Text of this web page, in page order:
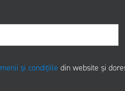
și condițiile din website și